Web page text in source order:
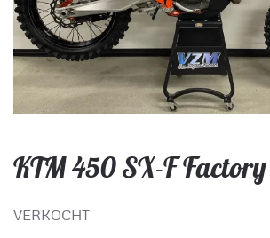
KTM 450 SX-F
VERKOCHT